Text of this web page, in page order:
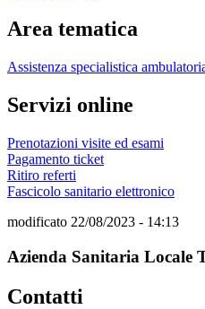
Area tematica
Assistenza specialistica
Servizi online
Prenotazioni visite ed esami
Pagamento ticket
Ritiro referti
Fascicolo sanitario elettronico
modificato 22/08/2023 - 14:13
Azienda Sanitaria Locale
Contatti